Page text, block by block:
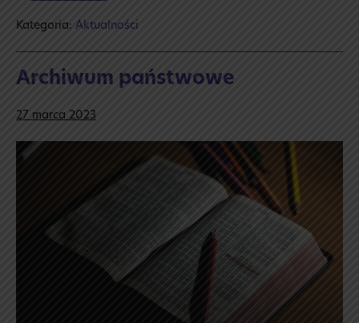
Kategoria: Aktualności
Archiwum państwowe
27 marca 2023
Archiwum